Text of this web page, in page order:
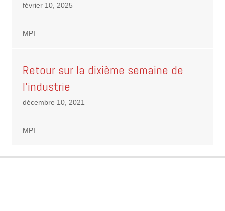
février 10, 2025
MPI
Retour sur la dixième semaine de
l’industrie
décembre 10, 2021
MPI